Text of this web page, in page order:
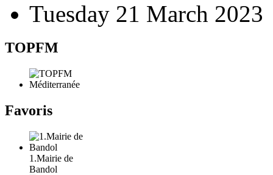
Tuesday 21 March 2023
TOPFM
Favoris
1.Mairie de
Bandol